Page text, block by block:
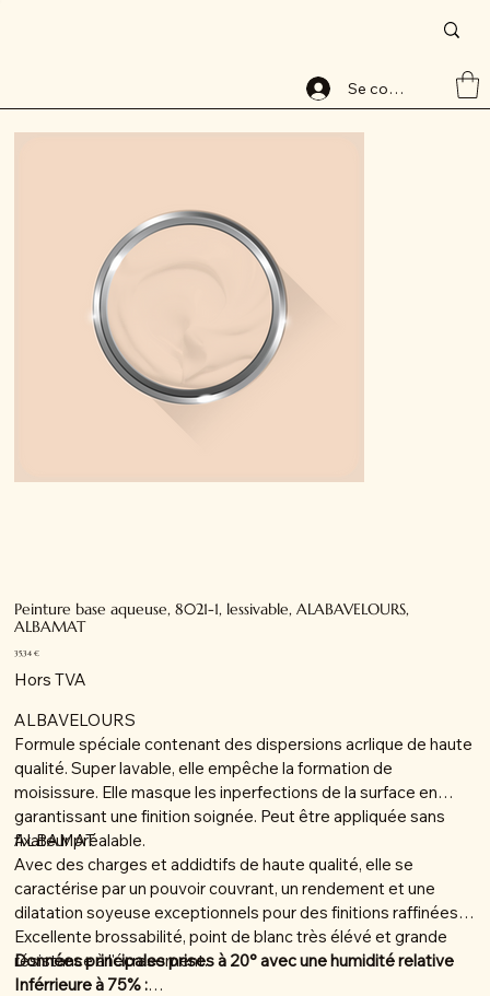
Se connecter
Peinture base aqueuse, 8021-1, lessivable, ALABAVELOURS, ALBAMAT
Peinture base aqueuse, 8021-1, lessivable, ALABAVELOURS,
ALBAMAT
Prix
35,34 €
Hors TVA
ALBAVELOURS
Formule spéciale contenant des dispersions acrlique de haute
qualité. Super lavable, elle empêche la formation de
moisissure. Elle masque les inperfections de la surface en
garantissant une finition soignée. Peut être appliquée sans
fixateur préalable.
ALBAMAT
Avec des charges et addidtifs de haute qualité, elle se
caractérise par un pouvoir couvrant, un rendement et une
dilatation soyeuse exceptionnels pour des finitions raffinées.
Excellente brossabilité, point de blanc très élévé et grande
résistance à l'écrasement.
Données principales prises à 20° avec une humidité relative
Inférrieure à 75% :